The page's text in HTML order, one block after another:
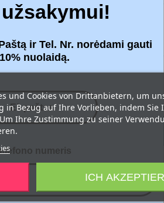
Price:25,33 €
Bruttopreis
Filter : Wirksam (F7 + F7)
Teilen
und Cookies von Drittanbietern, um
in Bezug auf Ihre Vorlieben, indem Sie
Ihre Zustimmung zu seiner
ICH
ir Tel. Nr. norėdami gauti
nuolaidą.
numeris